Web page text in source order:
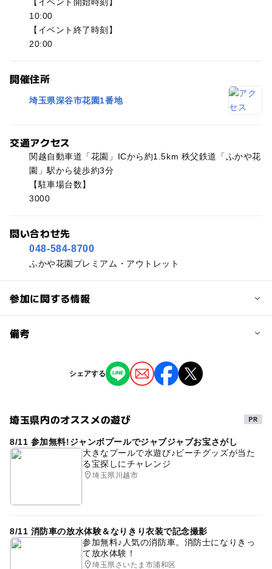
【イベント開始時刻】
10:00
【イベント終了時刻】
20:00
開催住所
埼玉県深谷市花園1番地
交通アクセス
関越自動車道「花園」ICから約1.5km 秩父鉄道「ふかや花
園」駅から徒歩約3分
【駐車場台数】
3000
問い合わせ先
048-584-8700
ふかや花園プレミアム・アウトレット
参加に関する情報
予約/応募
注意・制限事項
備考
※掲載の情報は天候や主催者側の都合などにより変更にな
ることがあります。
シェアする
埼玉県内のオススメの遊び
8/11 参加無料!ジャンボプールでジャブジャブお宝さがし
大きなプールで水遊び♪ビーチグッズが当た
る宝探しにチャレンジ
埼玉県川越市
8/11 消防車の放水体験＆なりきり衣装で記念撮影
参加無料♪人気の消防車。消防士になりきっ
て放水体験！
埼玉県さいたま市浦和区